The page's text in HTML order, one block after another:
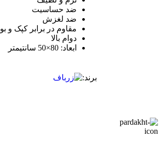
ضد حساسیت
ضد لغزش
مقاوم در برابر کپک و بو
دوام بالا
ابعاد: 80×50 سانتیمتر
برند: